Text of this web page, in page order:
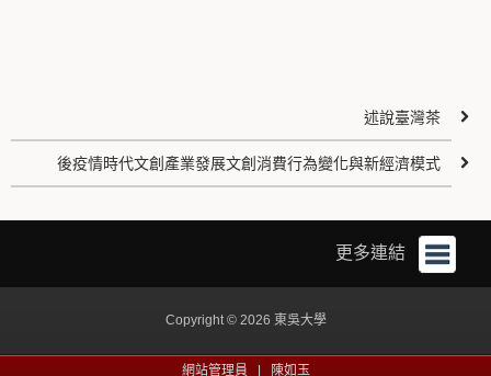
述說臺灣茶
後疫情時代文創產業發展文創消費行為變化與新經濟模式
更多連結
Copyright © 2026 東吳大學
網站管理員 | 陳如玉